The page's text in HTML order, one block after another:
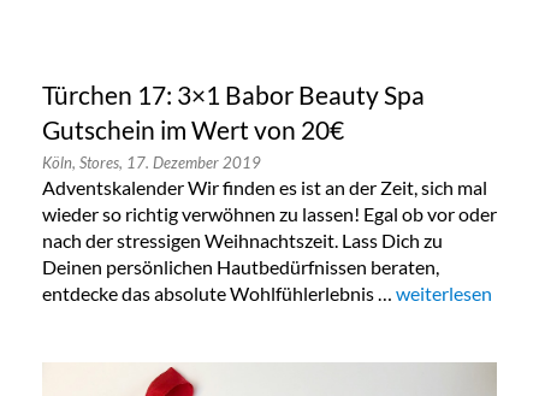
Türchen 17: 3×1 Babor Beauty Spa
Gutschein im Wert von 20€
Köln, Stores, 17. Dezember 2019
Adventskalender Wir finden es ist an der Zeit, sich mal
wieder so richtig verwöhnen zu lassen! Egal ob vor oder
nach der stressigen Weihnachtszeit. Lass Dich zu
Deinen persönlichen Hautbedürfnissen beraten,
entdecke das absolute Wohlfühlerlebnis … „Türchen 17:
weiterlesen